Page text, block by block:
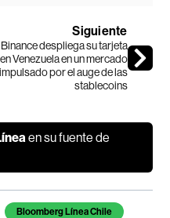
Siguiente
Binance despliega su tarjeta
en Venezuela en un mercado
impulsado por el auge de las
stablecoins
en su fuente de
Bloomberg Línea Chile